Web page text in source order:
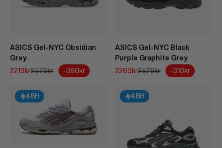
ASICS Gel-NYC Obsidian
Grey
REA-pris
2219krPris
2579kr -360kr
ASICS Gel-NYC Black
Purple Graphite Grey
REA-pris
2269krPris
2579kr -310kr
48H 48H